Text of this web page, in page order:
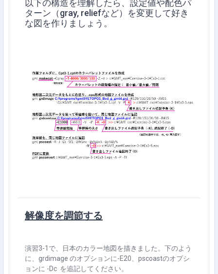
以下の構造を理解したら、設定値や配色パ
ターン（gray, reliefなど）を変更して好き
な図を作りましょう。
解像度を調節する
演習3-1で、日本のカラー地図を描きました。下のよう
に、grdimage のオプションに-E20、pscoastのオプシ
ョンに -Dc を追記してください。